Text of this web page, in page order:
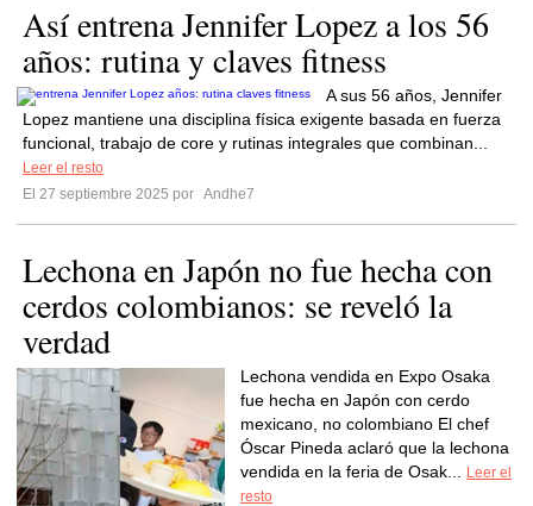
Así entrena Jennifer Lopez a los 56
años: rutina y claves fitness
A sus 56 años, Jennifer
Lopez mantiene una disciplina física exigente basada en fuerza
funcional, trabajo de core y rutinas integrales que combinan...
Leer el resto
El 27 septiembre 2025 por Andhe7
Lechona en Japón no fue hecha con
cerdos colombianos: se reveló la
verdad
Lechona vendida en Expo Osaka
fue hecha en Japón con cerdo
mexicano, no colombiano El chef
Óscar Pineda aclaró que la lechona
vendida en la feria de Osak...
Leer el
resto